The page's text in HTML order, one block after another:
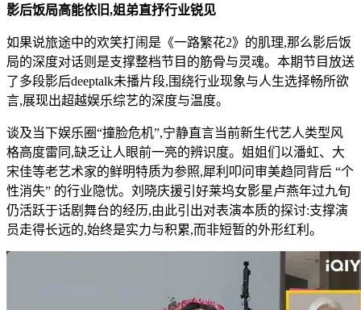
影后饭局高能依旧,姐弟直抒行业锐见
如果说旅途中的欢笑打闹是《一路繁花2》的肌理,那么影后饭
局的深度对话则是支撑整档节目的筋骨与灵魂。本期节目放送
了多段影后deeptalk未播片段,围绕行业现象与人生选择畅所欲
言,展现出超越娱乐综艺的深度与温度。
谈及当下娱乐圈“撞脸危机”,宁静直言当前新生代艺人类型风
格高度雷同,缺乏让人眼前一亮的辨识度。姐姐们以潘虹、大
宋佳等老艺术家的鲜明特质为参照,犀利叩问审美趋同背后 “个
性消失” 的行业隐忧。刘晓庆援引好莱坞女影星卢燕年过九旬
仍活跃于话剧舞台的经历,由此引出对表演本质的探讨:支撑演
员走得长远的,始终是实力与积累,而非短暂的外形红利。